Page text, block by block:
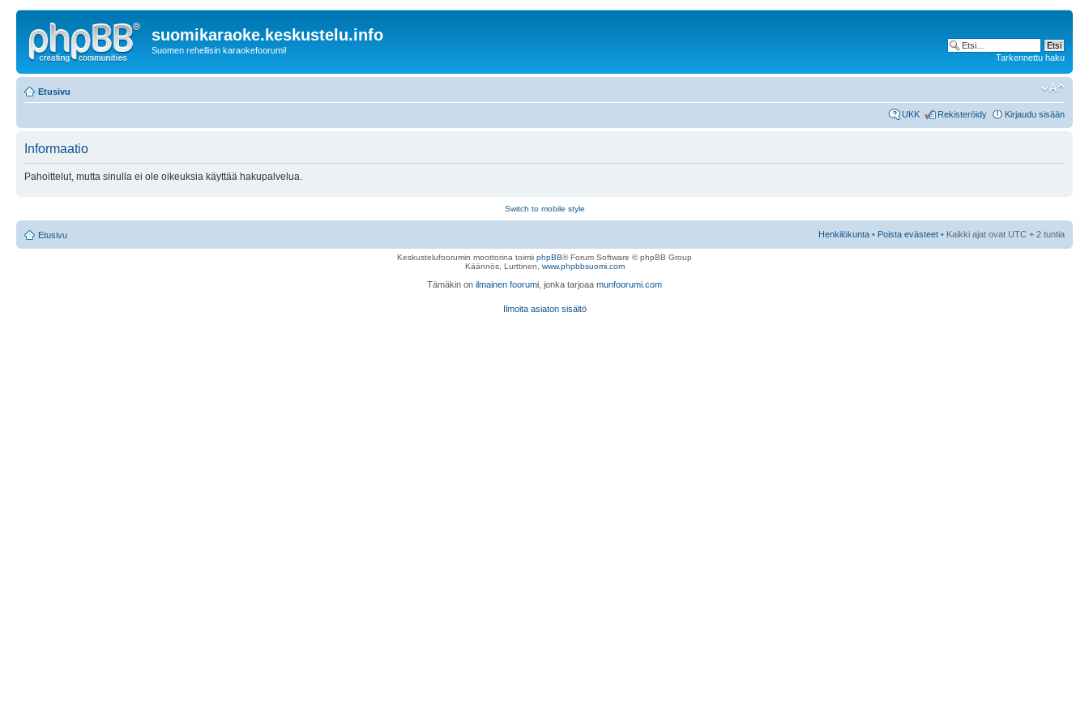
suomikaraoke.keskustelu.info
Suomen rehellisin karaokefoorumi!
Tarkennettu haku
Etusivu
UKK Rekisteröidy Kirjaudu sisään
Informaatio
Pahoittelut, mutta sinulla ei ole oikeuksia käyttää hakupalvelua.
Switch to mobile style
Etusivu Henkilökunta • Poista evästeet • Kaikki ajat ovat UTC + 2 tuntia
Keskustelufoorumin moottorina toimii phpBB® Forum Software © phpBB Group
Käännös, Lurttinen, www.phpbbsuomi.com
Tämäkin on ilmainen foorumi , jonka tarjoaa munfoorumi.com
Ilmoita asiaton sisältö